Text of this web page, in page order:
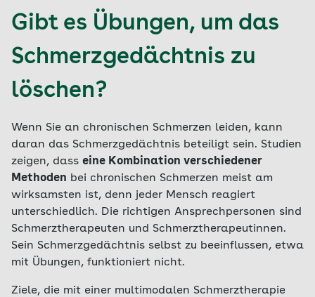
Gibt es Übungen, um das
Schmerzgedächtnis zu
löschen?
Wenn Sie an chronischen Schmerzen leiden, kann
daran das Schmerzgedächtnis beteiligt sein. Studien
zeigen, dass eine Kombination verschiedener
Methoden bei chronischen Schmerzen meist am
wirksamsten ist, denn jeder Mensch reagiert
unterschiedlich. Die richtigen Ansprechpersonen sind
Schmerztherapeuten und Schmerztherapeutinnen.
Sein Schmerzgedächtnis selbst zu beeinflussen, etwa
mit Übungen, funktioniert nicht.
Ziele, die mit einer multimodalen Schmerztherapie